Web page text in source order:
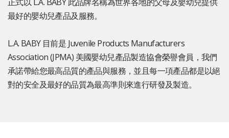
最好的嬰幼兒產品及服務。
L.A. BABY 目前是 Juvenile Products Manufacturers
Association (JPMA) 美國嬰幼兒產品製造協會榮譽會員，我們
承諾帶給您最高品質的產品與服務，並且每一項產品都是以絕
對的安全及最好的品質為最高準則來進行研發及製造。